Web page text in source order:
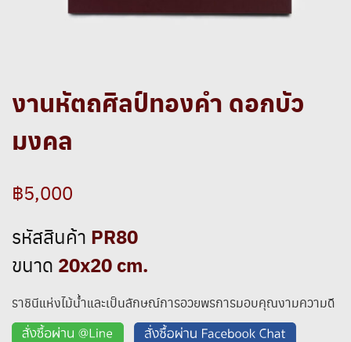
งานหัตถศิลป์ทองคำ ดอกบัว
มงคล
฿5,000
รหัสสินค้า PR80
ขนาด 20x20 cm.
ราชินีแห่งไม้น้ำและเป็นลักษณ์การอวยพรการมอบคุณงามความดี